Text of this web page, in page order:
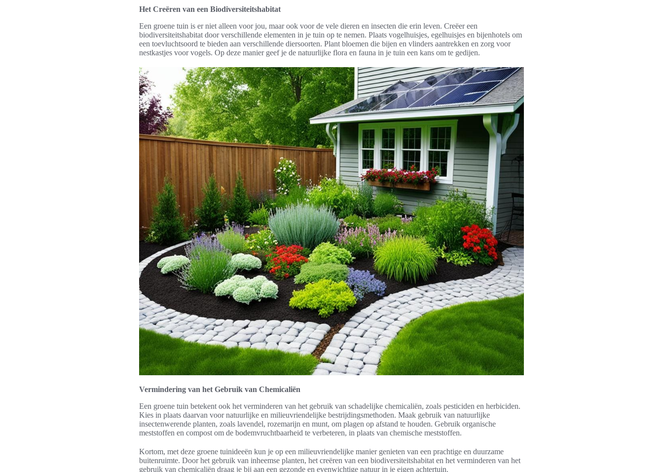
Het Creëren van een Biodiversiteitshabitat
Een groene tuin is er niet alleen voor jou, maar ook voor de vele dieren en insecten die erin leven. Creëer een
biodiversiteitshabitat door verschillende elementen in je tuin op te nemen. Plaats vogelhuisjes, egelhuisjes en bijenhotels om
een toevluchtsoord te bieden aan verschillende diersoorten. Plant bloemen die bijen en vlinders aantrekken en zorg voor
nestkastjes voor vogels. Op deze manier geef je de natuurlijke flora en fauna in je tuin een kans om te gedijen.
Vermindering van het Gebruik van Chemicaliën
Een groene tuin betekent ook het verminderen van het gebruik van schadelijke chemicaliën, zoals pesticiden en herbiciden.
Kies in plaats daarvan voor natuurlijke en milieuvriendelijke bestrijdingsmethoden. Maak gebruik van natuurlijke
insectenwerende planten, zoals lavendel, rozemarijn en munt, om plagen op afstand te houden. Gebruik organische
meststoffen en compost om de bodemvruchtbaarheid te verbeteren, in plaats van chemische meststoffen.
Kortom, met deze groene tuinideeën kun je op een milieuvriendelijke manier genieten van een prachtige en duurzame
buitenruimte. Door het gebruik van inheemse planten, het creëren van een biodiversiteitshabitat en het verminderen van het
gebruik van chemicaliën draag je bij aan een gezonde en evenwichtige natuur in je eigen achtertuin.